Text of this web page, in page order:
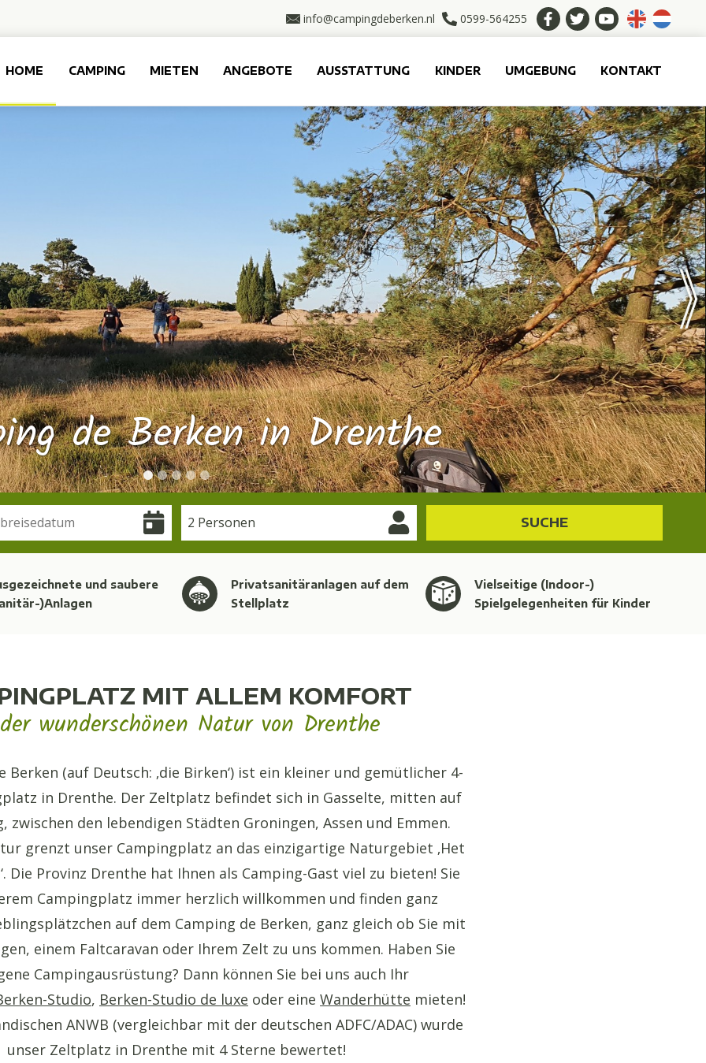
info@campingdeberken.nl 0599-564255
HOME CAMPING MIETEN ANGEBOTE AUSSTATTUNG KINDER UMGEBUNG KONTAKT
de Berken in Drenthe
2 Personen SUCHE
und saubere
)Anlagen
Privatsanitäranlagen auf dem
Stellplatz
Vielseitige (Indoor-)
Spielgelegenheiten für Kinder
MIT ALLEM KOMFORT
wunderschönen Natur von Drenthe
Berken (auf Deutsch: ‚die Birken‘) ist ein kleiner und gemütlicher 4-
in Drenthe. Der Zeltplatz befindet sich in Gasselte, mitten auf
zwischen den lebendigen Städten Groningen, Assen und Emmen.
grenzt unser Campingplatz an das einzigartige Naturgebiet ‚Het
Die Provinz Drenthe hat Ihnen als Camping-Gast viel zu bieten! Sie
Campingplatz immer herzlich willkommen und finden ganz
auf dem Camping de Berken, ganz gleich ob Sie mit
einem Faltcaravan oder Ihrem Zelt zu uns kommen. Haben Sie
Campingausrüstung? Dann können Sie bei uns auch Ihr
Studio, Berken-Studio de luxe oder eine Wanderhütte mieten!
ANWB (vergleichbar mit der deutschen ADFC/ADAC) wurde
unser Zeltplatz in Drenthe mit 4 Sterne bewertet!